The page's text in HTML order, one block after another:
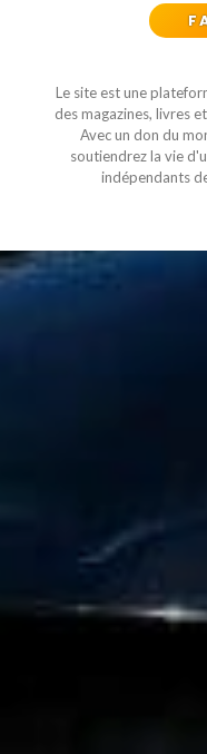
Le site est une
des magazines, livres
Avec un don du
soutiendrez la vie
indépendants